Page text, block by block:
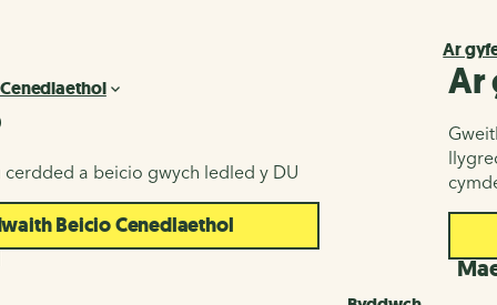
a beicio gwych ledled y DU
Beicio Cenedlaethol
Ar
Ar